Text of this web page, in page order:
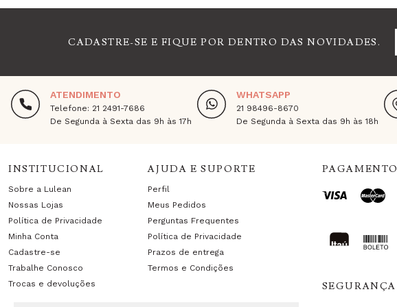
CADASTRE-SE E FIQUE POR DENTRO DAS NOVIDADES.
ATENDIMENTO
Telefone: 21 2491-7686
De Segunda à Sexta das 9h às 17h
WHATSAPP
21 98496-8670
De Segunda à Sexta das 9h às 18h
INSTITUCIONAL
Sobre a Lulean
Nossas Lojas
Política de Privacidade
Minha Conta
Cadastre-se
Trabalhe Conosco
Trocas e devoluções
AJUDA E SUPORTE
Perfil
Meus Pedidos
Perguntas Frequentes
Política de Privacidade
Prazos de entrega
Termos e Condições
PAGAMENTO
SEGURANÇA